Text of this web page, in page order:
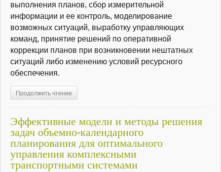
выполнения планов, сбор измерительной
информации и ее контроль, моделирование
возможных ситуаций, выработку управляющих
команд, принятие решений по оперативной
коррекции планов при возникновении нештатных
ситуаций либо изменению условий ресурсного
обеспечения.
Продолжить чтение
Эффективные модели и методы решения
задач объемно-календарного
планирования для оптимального
управления комплексными
транспортными системами